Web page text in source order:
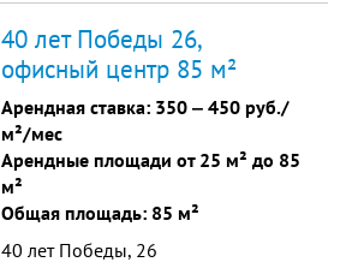
40 лет Победы 26,
офисный центр 85 м²
Арендная ставка: 350 ‒ 450 руб./
м²/мес
Арендные площади от 25 м² до 85
м²
Общая площадь: 85 м²
40 лет Победы, 26